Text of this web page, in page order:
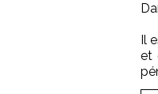
Il
et